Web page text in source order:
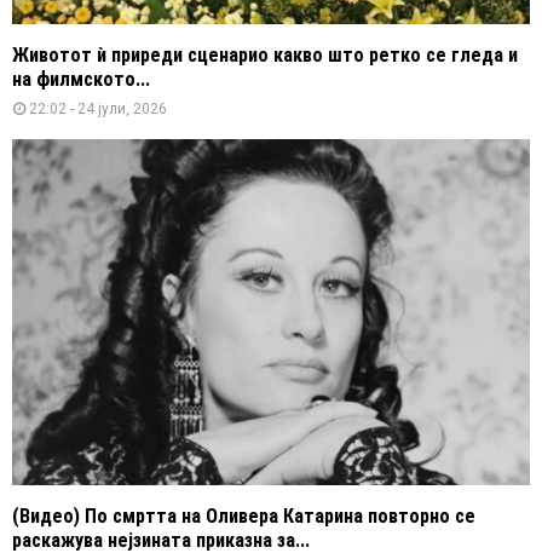
Животот ѝ приреди сценарио какво што ретко се гледа и
на филмското...
22:02 - 24 јули, 2026
(Видео) По смртта на Оливера Катарина повторно се
раскажува нејзината приказна за...